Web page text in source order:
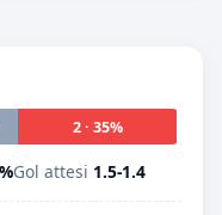
2 · 35%
Gol attesi 1.5-1.4